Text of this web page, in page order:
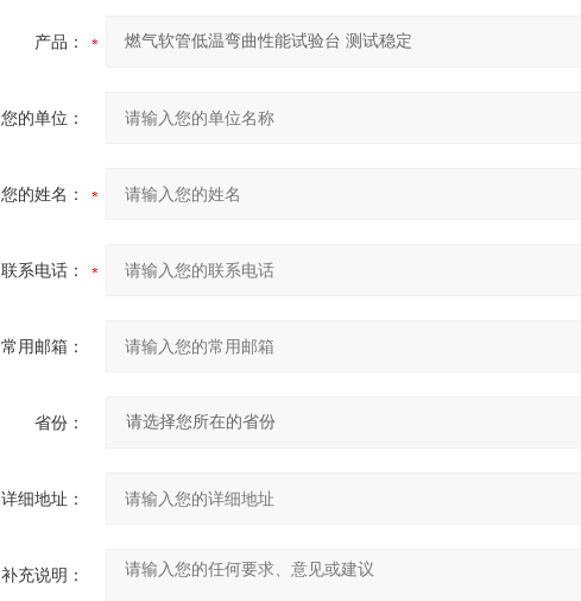
产品：
您的单位：
您的姓名：
联系电话：
常用邮箱：
省份：
详细地址：
补充说明：